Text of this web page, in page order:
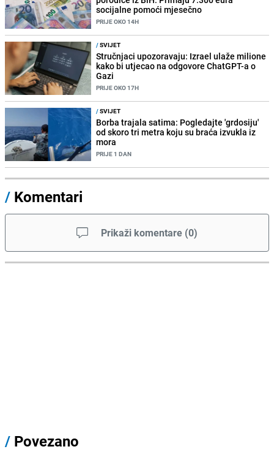
socijalne pomoći mjesečno
PRIJE OKO 14H
/SVIJET
Stručnjaci upozoravaju: Izrael ulaže milione
kako bi utjecao na odgovore ChatGPT-a o
Gazi
PRIJE OKO 17H
/SVIJET
Borba trajala satima: Pogledajte 'grdosiju'
od skoro tri metra koju su braća izvukla iz
mora
PRIJE 1 DAN
/ Komentari
Prikaži komentare (0)
/ Povezano